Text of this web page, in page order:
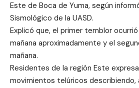
Este de Boca de Yuma, según
Sismológico de la UASD.
Explicó que, el primer temblor ocurrió
mañana aproximadamente y el
mañana.
Residentes de la región Este
movimientos telúricos describiendo,